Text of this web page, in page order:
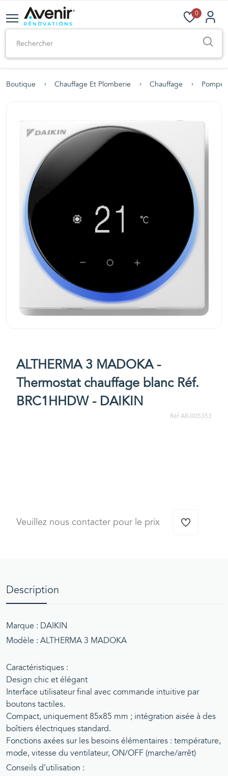
0
Boutique Chauffage Et Plomberie Chauffage Pompe
ALTHERMA 3 MADOKA -
Thermostat chauffage blanc Réf.
BRC1HHDW - DAIKIN
Réf AR-005353
Veuillez nous contacter pour le prix
Description
Marque : DAIKIN
Modèle : ALTHERMA 3 MADOKA
Caractéristiques :
Design chic et élégant
Interface utilisateur final avec commande intuitive par
boutons tactiles.
Compact, uniquement 85x85 mm ; intégration aisée à des
boîtiers électriques standard.
Fonctions axées sur les besoins élémentaires : température,
mode, vitesse du ventilateur, ON/OFF (marche/arrêt)
Conseils d’utilisation :